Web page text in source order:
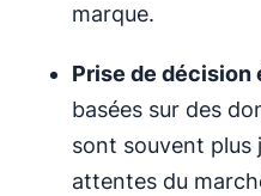
marque.
Prise de décision
basées sur des
sont souvent plus
attentes du